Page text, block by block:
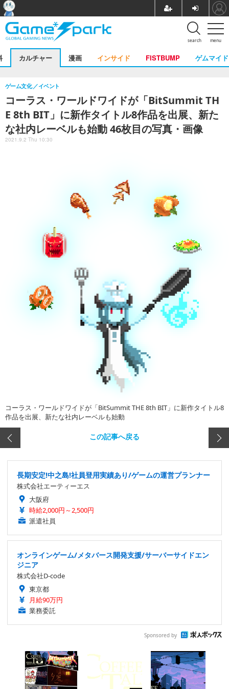
menu
search
カルチャー 漫画 インサイド FISTBUMP ゲムマイド
コーラス・ワールドワイドが「BitSummit TH
E 8th BIT」に新作タイトル8作品を出展、新た
な社内レーベルも始動 46枚目の写真・画像
ゲーム文化 イベント
2021.9.2 Thu 10:30
コーラス・ワールドワイドが「BitSummit THE 8th BIT」に新作タイトル8
作品を出展、新たな社内レーベルも始動
この記事へ戻る
長期安定!中之島!社員登用実績あり/ゲームの運営プランナー
株式会社エーティーエス
大阪府
時給2,000円～2,500円
派遣社員
オンラインゲーム/メタバース開発支援/サーバーサイドエン
ジニア
株式会社D-code
東京都
月給90万円
業務委託
Sponsored by